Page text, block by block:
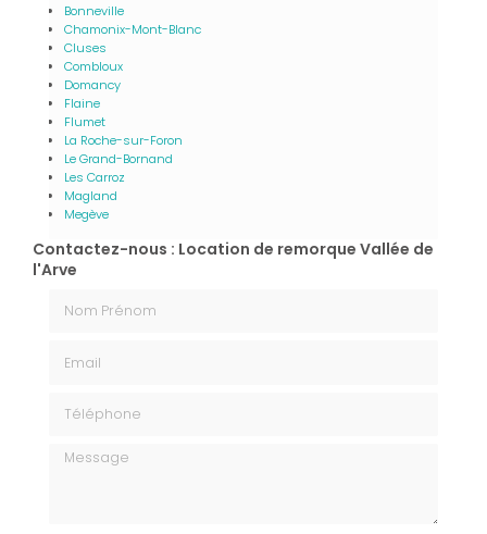
Bonneville
Chamonix-Mont-Blanc
Cluses
Combloux
Domancy
Flaine
Flumet
La Roche-sur-Foron
Le Grand-Bornand
Les Carroz
Magland
Megève
Contactez-nous : Location de remorque Vallée de
l'Arve
Message